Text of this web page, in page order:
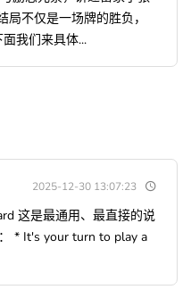
不仅是一场牌的胜负，
我们来具体...
2025-12-30 13:07:23
这是最通用、最直接的说
* It's your turn to play a